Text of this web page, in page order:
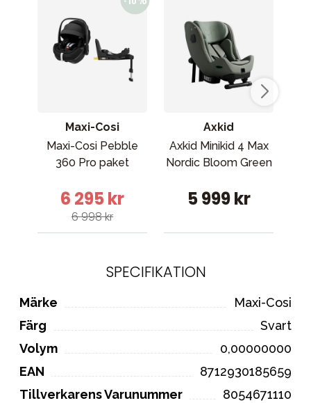
Maxi-Cosi
Maxi-Cosi Pebble
360 Pro paket
6 295 kr
6 998 kr
Axkid
Axkid Minikid 4 Max
Nordic Bloom Green
5 999 kr
SPECIFIKATION
Märke
Maxi-Cosi
Färg
Svart
Volym
0,00000000
EAN
8712930185659
Tillverkarens Varunummer
8054671110